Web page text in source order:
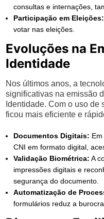
consultas e internações,
Participação em Eleições:
votar nas eleições.
Evoluções na
Identidade
Nos últimos anos, a
significativas na emissão
Identidade. Com o uso
ficou mais eficiente e
Documentos Digitais:
CNI em formato digital,
Validação Biométrica: A
impressões digitais e
segurança do documento.
Automatização de
formulários reduz a